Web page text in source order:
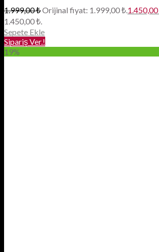
1.999,00₺Orijinal fiyat: 1.999,00 ₺.1.450,00
1.450,00 ₺.
Sepete Ekle
Sipariş Ver.!
19%